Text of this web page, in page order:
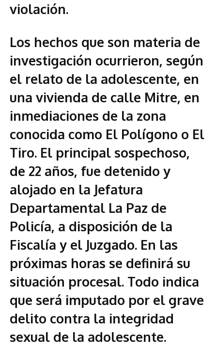
violación.
Los hechos que son materia de
investigación ocurrieron, según
el relato de la adolescente, en
una vivienda de calle Mitre, en
inmediaciones de la zona
conocida como El Polígono o El
Tiro. El principal sospechoso,
de 22 años, fue detenido y
alojado en la Jefatura
Departamental La Paz de
Policía, a disposición de la
Fiscalía y el Juzgado. En las
próximas horas se definirá su
situación procesal. Todo indica
que será imputado por el grave
delito contra la integridad
sexual de la adolescente.